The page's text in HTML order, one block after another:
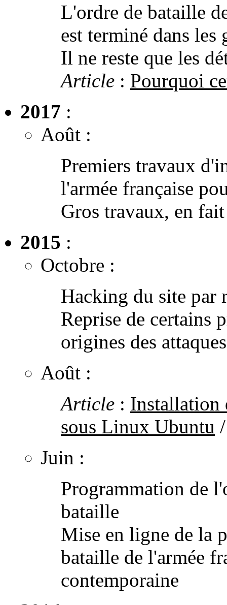
L'ordre de bataille
est terminé dans les
Il ne reste que les
Article : Pourquoi
2017 :
Août :
Premiers travaux
l'armée française
Gros travaux, en
2015 :
Octobre :
Hacking du site par
Reprise de certains
origines des
Août :
Article : Installation
sous Linux Ubuntu
Juin :
Programmation de
bataille
Mise en ligne de la
bataille de l'armée
contemporaine